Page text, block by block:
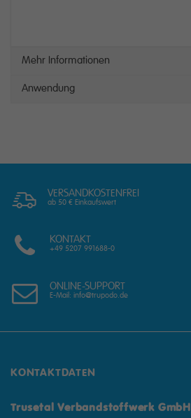
Mehr Informationen
Anwendung
VERSANDKOSTENFREI
ab 50 € Einkaufswert
KONTAKT
+49 5207 991688-0
ONLINE-SUPPORT
E-Mail: info@trupodo.de
KONTAKTDATEN
Trusetal Verbandstoffwerk GmbH